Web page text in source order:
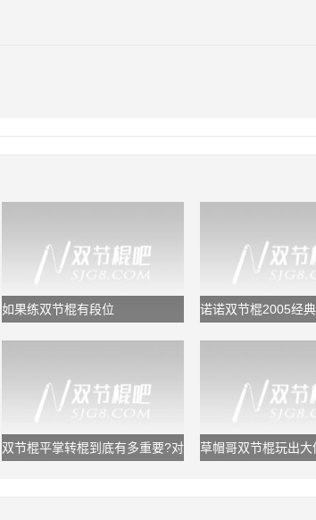
如果练双节棍有段位 诺诺双节棍2005经
双节棍平掌转棍到底有多重要?对
草帽哥双节棍玩出大